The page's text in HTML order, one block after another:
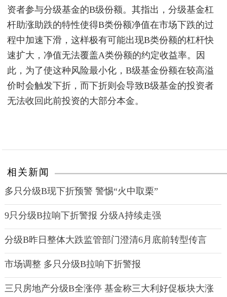
资者参与分级基金的B级份额。其指出，分级基金杠
杆助涨助跌的特性使得B类份额净值在市场下跌的过
程中加速下滑，这样极有可能出现B类份额的杠杆快
速扩大，净值无法覆盖A类份额的约定收益率。因
此，为了使这种风险最小化，B级基金份额在较高溢
价时会触发下折，而下折则会导致B级基金的投资者
无法收回此前投资的大部分本金。
相关新闻
多只分级B现下折预警 警惕“火中取栗”
9只分级B拉响下折警报 分级A持续走强
分级B昨日整体大跌监管部门澄清6月底前转型传言
市场调整 多只分级B拉响下折警报
三只房地产分级B全涨停 基金称三大利好促板块大涨